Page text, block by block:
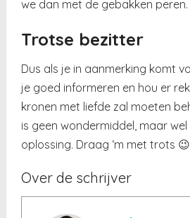
we dan met de gebakken peren.
Trotse bezitter
Dus als je in aanmerking komt
je goed informeren en hou er
kronen met liefde zal moeten
is geen wondermiddel, maar
oplossing. Draag ‘m met trots 😉
Over de schrijver